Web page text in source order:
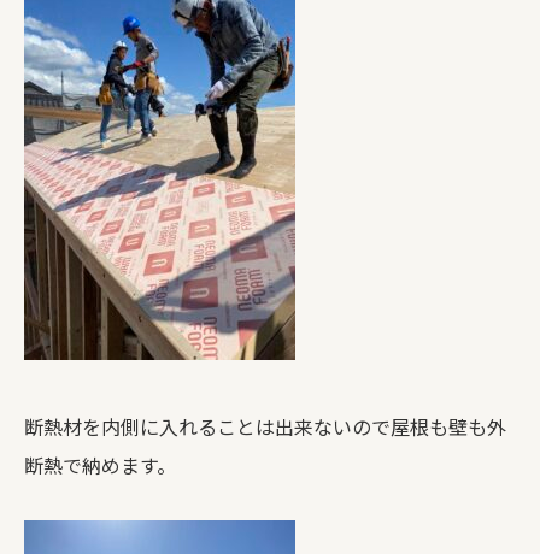
断熱材を内側に入れることは出来ないので屋根も壁も外
断熱で納めます。